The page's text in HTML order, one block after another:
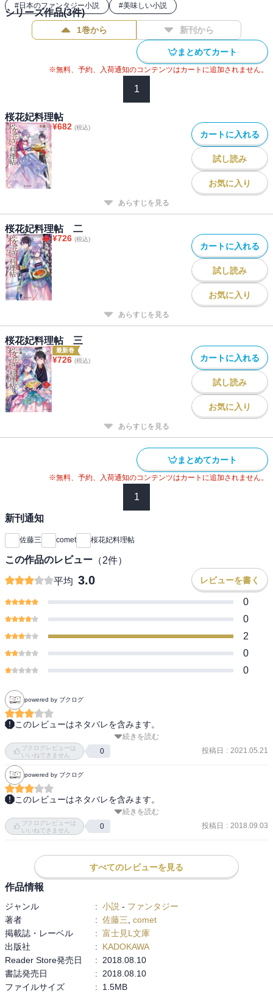
#日本のファンタジー小説 #美味しい小説
シリーズ作品(3件)
1巻から 新刊から
まとめてカート
※無料、予約、入荷通知のコンテンツはカートに追加されません。
1
桜花妃料理帖
¥682 (税込)
カートに入れる
試し読み
お気に入り
あらすじを見る
桜花妃料理帖 二
¥726 (税込)
カートに入れる
試し読み
お気に入り
あらすじを見る
桜花妃料理帖 三
最新巻
¥726 (税込) カートに入れる
試し読み
お気に入り
あらすじを見る
まとめてカート
※無料、予約、入荷通知のコンテンツはカートに追加されません。
1
新刊通知
佐藤三 comet 桜花妃料理帖
この作品のレビュー （2件）
平均 3.0 レビューを書く
0
0
2
0
0
powered by ブクログ
このレビューはネタバレを含みます。
何だか玉葉の突っ走りっぷりに磨きがかかってるような…。無自覚
にイチャつく二人。今回は白雪兄、料理長兄(変人)と陛下弟(偽物)が
登場。美羽が素見せまくりでボロ出さないか心配になってしまう笑
続きを読む
ブクログレビューは
いいねできません
0 投稿日 : 2021.05.21
powered by ブクログ
このレビューはネタバレを含みます。
やはり、この手のヒロインは好きになれない……。でも、話として
は好きなので、次が最終巻なら最後まで読みます。
続きを読む
ブクログレビューは
いいねできません
0 投稿日 : 2018.09.03
すべてのレビューを見る
作品情報
ジャンル : 小説 - ファンタジー
著者
: 佐藤三 comet
掲載誌・レーベル
: 富士見L文庫
出版社
:
KADOKAWA
Reader Store発売日
:
2018.08.10
書誌発売日
:
2018.08.10
ファイルサイズ
: 1.5MB